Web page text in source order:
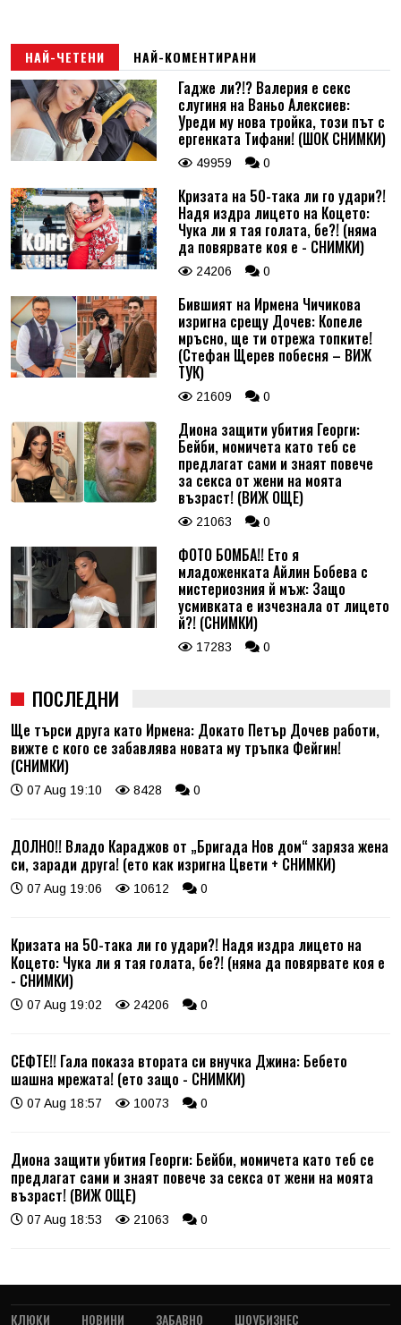
НАЙ-ЧЕТЕНИ НАЙ-КОМЕНТИРАНИ
Гадже ли?!? Валерия е секс
слугиня на Ваньо Алексиев:
Уреди му нова тройка, този път с
ергенката Тифани! (ШОК СНИМКИ)
49959 0
Кризата на 50-така ли го удари?!
Надя издра лицето на Коцето:
Чука ли я тая голата, бе?! (няма
да повярвате коя е - СНИМКИ)
24206 0
Бившият на Ирмена Чичикова
изригна срещу Дочев: Копеле
мръсно, ще ти отрежа топките!
(Стефан Щерев побесня – ВИЖ
ТУК)
21609 0
Диона защити убития Георги:
Бейби, момичета като теб се
предлагат сами и знаят повече
за секса от жени на моята
възраст! (ВИЖ ОЩЕ)
21063 0
ФОТО БОМБА!! Ето я
младоженката Айлин Бобева с
мистериозния й мъж: Защо
усмивката е изчезнала от лицето
й?! (СНИМКИ)
17283 0
ПОСЛЕДНИ
Ще търси друга като Ирмена: Докато Петър Дочев работи,
вижте с кого се забавлява новата му тръпка Фейгин!
(СНИМКИ)
07 Aug 19:10 8428 0
ДОЛНО!! Владо Караджов от „Бригада Нов дом“ заряза жена
си, заради друга! (ето как изригна Цвети + СНИМКИ)
07 Aug 19:06 10612 0
Кризата на 50-така ли го удари?! Надя издра лицето на
Коцето: Чука ли я тая голата, бе?! (няма да повярвате коя е
- СНИМКИ)
07 Aug 19:02 24206 0
СЕФТЕ!! Гала показа втората си внучка Джина: Бебето
шашна мрежата! (ето защо - СНИМКИ)
07 Aug 18:57 10073 0
Диона защити убития Георги: Бейби, момичета като теб се
предлагат сами и знаят повече за секса от жени на моята
възраст! (ВИЖ ОЩЕ)
07 Aug 18:53 21063 0
КЛЮКИ НОВИНИ ЗАБАВНО ШОУБИЗНЕС